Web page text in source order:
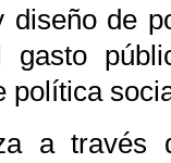
diseño de
gasto
política
a través